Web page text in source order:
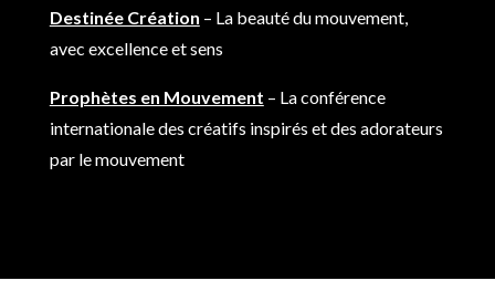
Destinée Création – La beauté du mouvement,
avec excellence et sens
Prophètes en Mouvement – La conférence
internationale des créatifs inspirés et des adorateurs
par le mouvement